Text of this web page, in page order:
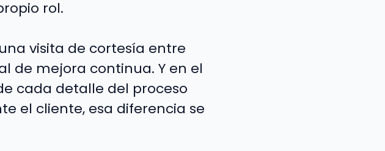
rol.
visita de cortesía entre
de mejora continua. Y en el
cada detalle del proceso
el cliente, esa diferencia se